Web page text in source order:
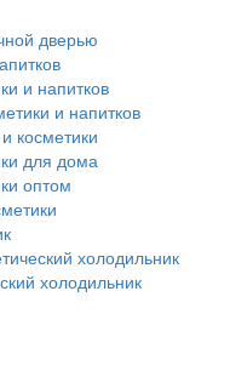
дверью
и напитков
и напитков
косметики
для дома
оптом
холодильник
холодильник